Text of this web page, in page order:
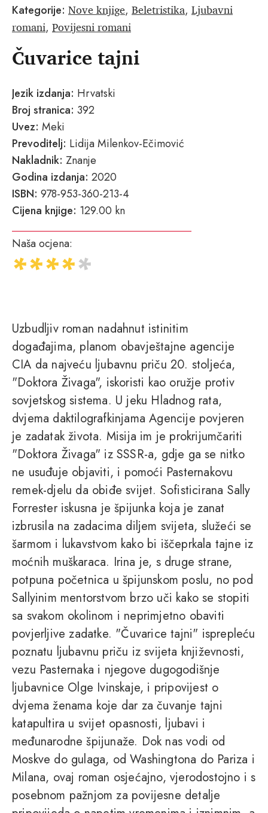
Kategorije: Nove knjige, Beletristika, Ljubavni
romani, Povijesni romani
Čuvarice tajni
Jezik izdanja: Hrvatski
Broj stranica: 392
Uvez: Meki
Prevoditelj: Lidija Milenkov-Ečimović
Nakladnik: Znanje
Godina izdanja: 2020
ISBN: 978-953-360-213-4
Cijena knjige: 129.00 kn
Naša ocjena:
Uzbudljiv roman nadahnut istinitim
događajima, planom obavještajne agencije
CIA da najveću ljubavnu priču 20. stoljeća,
"Doktora Živaga", iskoristi kao oružje protiv
sovjetskog sistema. U jeku Hladnog rata,
dvjema daktilografkinjama Agencije povjeren
je zadatak života. Misija im je prokrijumčariti
"Doktora Živaga" iz SSSR-a, gdje ga se nitko
ne usuđuje objaviti, i pomoći Pasternakovu
remek-djelu da obiđe svijet. Sofisticirana Sally
Forrester iskusna je špijunka koja je zanat
izbrusila na zadacima diljem svijeta, služeći se
šarmom i lukavstvom kako bi iščeprkala tajne iz
moćnih muškaraca. Irina je, s druge strane,
potpuna početnica u špijunskom poslu, no pod
Sallyinim mentorstvom brzo uči kako se stopiti
sa svakom okolinom i neprimjetno obaviti
povjerljive zadatke. "Čuvarice tajni" isprepleću
poznatu ljubavnu priču iz svijeta književnosti,
vezu Pasternaka i njegove dugogodišnje
ljubavnice Olge Ivinskaje, i pripovijest o
dvjema ženama koje dar za čuvanje tajni
katapultira u svijet opasnosti, ljubavi i
međunarodne špijunaže. Dok nas vodi od
Moskve do gulaga, od Washingtona do Pariza i
Milana, ovaj roman osjećajno, vjerodostojno i s
posebnom pažnjom za povijesne detalje